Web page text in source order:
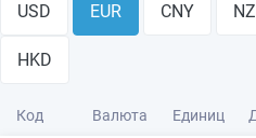
USD EUR CNY
HKD
Код Валюта Единиц